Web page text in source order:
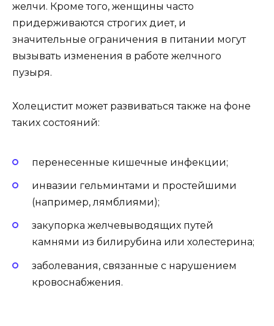
желчи. Кроме того, женщины часто
придерживаются строгих диет, и
значительные ограничения в питании могут
вызывать изменения в работе желчного
пузыря.
Холецистит может развиваться также на фоне
таких состояний:
перенесенные кишечные инфекции;
инвазии гельминтами и простейшими
(например, лямблиями);
закупорка желчевыводящих путей
камнями из билирубина или холестерина;
заболевания, связанные с нарушением
кровоснабжения.